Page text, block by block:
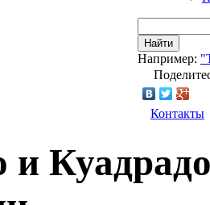
Найти
Например:
Контакты
и